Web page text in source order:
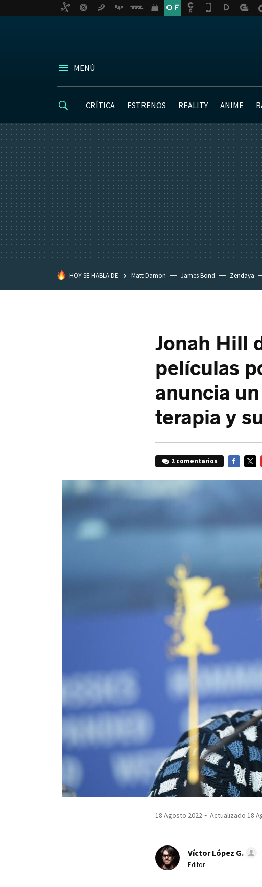
MENÚ
CRÍTICA ESTRENOS REALITY ANIME
HOY SE HABLA DE Matt Damon James Bond Zendaya
Jonah Hill
películas
anuncia
terapia y
2 comentarios
18 Agosto 2022 Actualizado 18
Víctor López G.
Editor